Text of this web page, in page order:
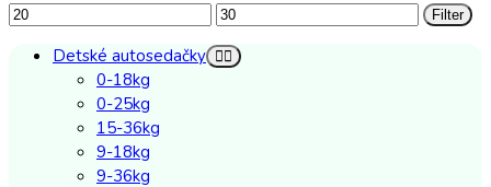
Minimálna
cena
Maximálna
cena
Filter
Detské autosedačky
0-18kg
0-25kg
15-36kg
9-18kg
9-36kg